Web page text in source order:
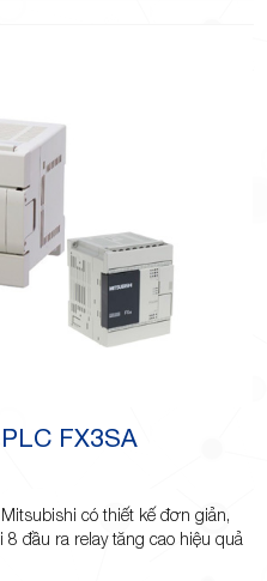
FX3SA
có thiết kế đơn giản,
đầu ra relay tăng cao hiệu quả